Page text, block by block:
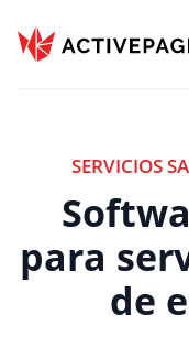
ActivePager
SERVICIOS
para
de